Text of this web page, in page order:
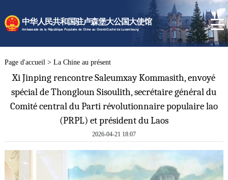
中华人民共和国驻卢森堡大公国大使馆
Ambassade de la République Populaire de Chine au Grand-Duché de Luxembourg
La Chine au présent
Page d'accueil > La Chine au présent
Xi Jinping rencontre Saleumxay Kommasith, envoyé
spécial de Thongloun Sisoulith, secrétaire général du
Comité central du Parti révolutionnaire populaire lao
(PRPL) et président du Laos
2026-04-21 18:07